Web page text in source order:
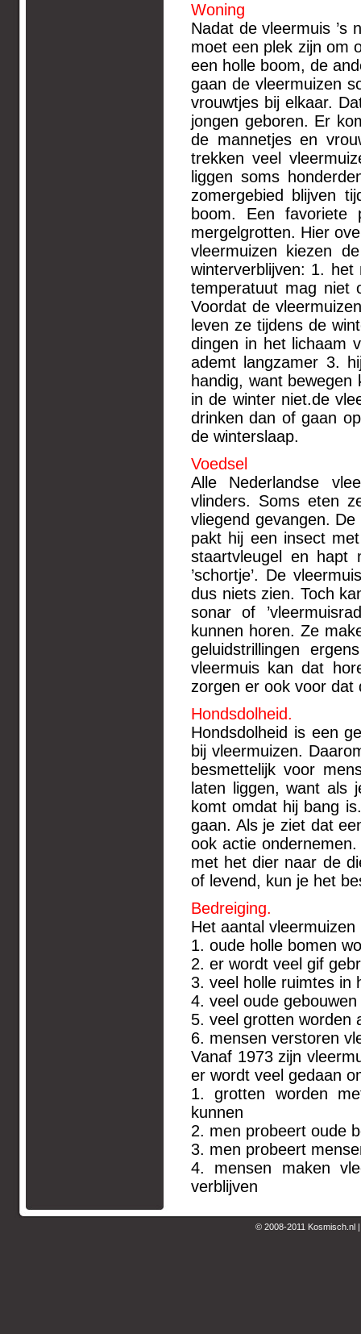
Woning
Nadat de vleermuis ’s
moet een plek zijn om
een holle boom, de
gaan de vleermuizen
vrouwtjes bij elkaar.
jongen geboren. Er
de mannetjes en
trekken veel
liggen soms
zomergebied blijven
boom. Een
mergelgrotten. Hier
vleermuizen kiezen
winterverblijven: 1.
temperatuut mag niet
Voordat de
leven ze tijdens de
dingen in het lichaam
ademt langzamer 3.
handig, want
in de winter niet.de
drinken dan of gaan
de winterslaap.
Voedsel
Alle Nederlandse
vlinders. Soms eten
vliegend gevangen.
pakt hij een insect
staartvleugel en hapt
’schortje’. De
dus niets zien. Toch
sonar of
kunnen horen. Ze
geluidstrillingen
vleermuis kan dat
zorgen er ook voor dat
Hondsdolheid.
Hondsdolheid is een
bij vleermuizen.
besmettelijk voor
laten liggen, want als
komt omdat hij bang
gaan. Als je ziet dat
ook actie
met het dier naar de
of levend, kun je het
Bedreiging.
Het aantal
1. oude holle bomen
2. er wordt veel gif
3. veel holle ruimtes in
4. veel oude
5. veel grotten worden
6. mensen verstoren
Vanaf 1973 zijn
er wordt veel gedaan
1. grotten worden
kunnen
2. men probeert oude
3. men probeert
4. mensen maken
verblijven
© 2008-2011 Kosmisch.nl